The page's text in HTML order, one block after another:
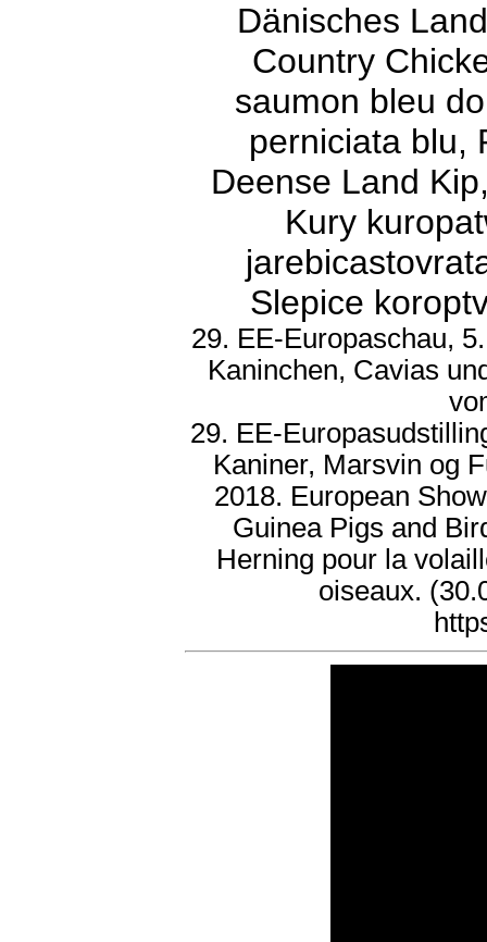
Dänisches
Country
saumon bleu
perniciata blu,
Deense Land
Kury
Slepice
29. EE-Europaschau,
Kaninchen, Cavias
29. EE-
Kaniner, Marsvin og
2018. European
Guinea Pigs and
Herning pour la
oiseaux.